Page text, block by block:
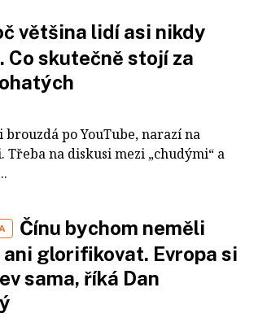
většina lidí asi nikdy
Co skutečně stojí za
po YouTube, narazí na
Třeba na diskusi mezi „chudými“ a
Čínu bychom neměli
glorifikovat. Evropa si
sama, říká Dan